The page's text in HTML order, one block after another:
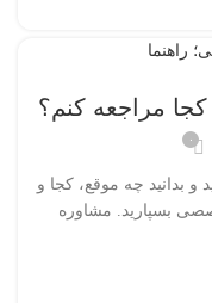
مراجعه کنم؟
۰
و بدانید چه موقع، کجا و
بسپارید. مشاوره